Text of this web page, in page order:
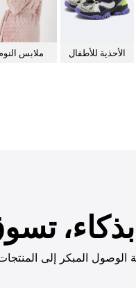
الأحذية للأطفال
ملابس
الوصول المبكر إلى